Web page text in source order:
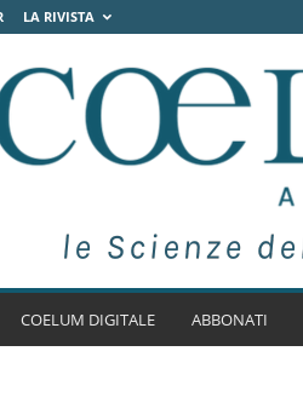
LA RIVISTA
COELUM DIGITALE ABBONATI